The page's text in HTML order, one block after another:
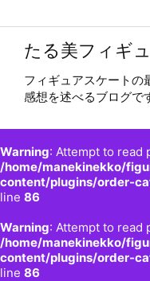
たる美フィギ
フィギュアスケートの
感想を述べるブログで
Warning: Attempt to read
/home/manekinekko/
content/plugins/order-
line 86
Warning: Attempt to read
/home/manekinekko/
content/plugins/order-
line 86